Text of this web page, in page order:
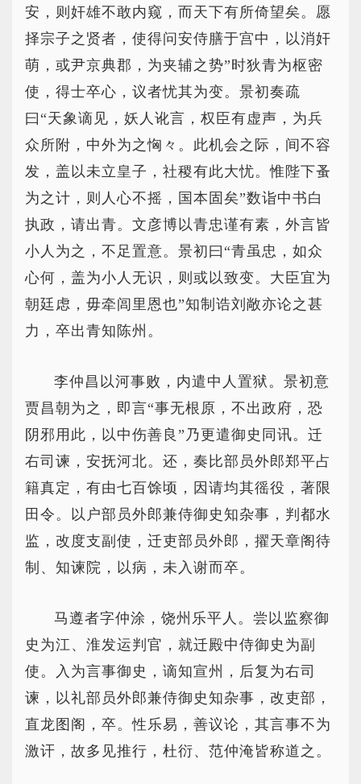
安，则奸雄不敢内窥，而天下有所倚望矣。愿
择宗子之贤者，使得问安侍膳于宫中，以消奸
萌，或尹京典郡，为夹辅之势”时狄青为枢密
使，得士卒心，议者忧其为变。景初奏疏
曰“天象谪见，妖人讹言，权臣有虚声，为兵
众所附，中外为之恟々。此机会之际，间不容
发，盖以未立皇子，社稷有此大忧。惟陛下蚤
为之计，则人心不摇，国本固矣”数诣中书白
执政，请出青。文彦博以青忠谨有素，外言皆
小人为之，不足置意。景初曰“青虽忠，如众
心何，盖为小人无识，则或以致变。大臣宜为
朝廷虑，毋牵闾里恩也”知制诰刘敞亦论之甚
力，卒出青知陈州。
李仲昌以河事败，内遣中人置狱。景初意
贾昌朝为之，即言“事无根原，不出政府，恐
阴邪用此，以中伤善良”乃更遣御史同讯。迁
右司谏，安抚河北。还，奏比部员外郎郑平占
籍真定，有由七百馀顷，因请均其徭役，著限
田令。以户部员外郎兼侍御史知杂事，判都水
监，改度支副使，迁吏部员外郎，擢天章阁待
制、知谏院，以病，未入谢而卒。
马遵者字仲涂，饶州乐平人。尝以监察御
史为江、淮发运判官，就迁殿中侍御史为副
使。入为言事御史，谪知宣州，后复为右司
谏，以礼部员外郎兼侍御史知杂事，改吏部，
直龙图阁，卒。性乐易，善议论，其言事不为
激讦，故多见推行，杜衍、范仲淹皆称道之。